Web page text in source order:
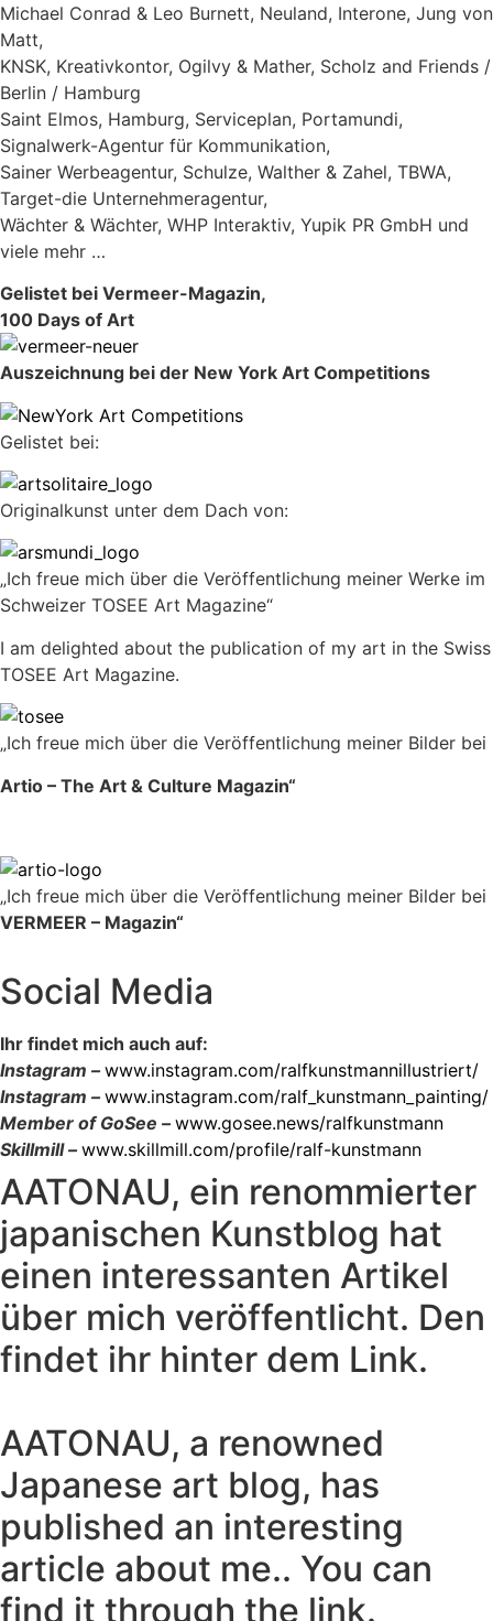
Michael Conrad & Leo Burnett, Neuland, Interone, Jung von
Matt,
KNSK, Kreativkontor, Ogilvy & Mather, Scholz and Friends /
Berlin / Hamburg
Saint Elmos, Hamburg, Serviceplan, Portamundi,
Signalwerk-Agentur für Kommunikation,
Sainer Werbeagentur, Schulze, Walther & Zahel, TBWA,
Target-die Unternehmeragentur,
Wächter & Wächter, WHP Interaktiv, Yupik PR GmbH und
viele mehr …
Gelistet bei Vermeer-Magazin,
100 Days of Art
Auszeichnung bei der New York Art Competitions
Gelistet bei:
Originalkunst unter dem Dach von:
„Ich freue mich über die Veröffentlichung meiner Werke im
Schweizer TOSEE Art Magazine“
I am delighted about the publication of my art in the Swiss
TOSEE Art Magazine.
„Ich freue mich über die Veröffentlichung meiner Bilder bei
Artio – The Art & Culture Magazin“
„Ich freue mich über die Veröffentlichung meiner Bilder bei
VERMEER – Magazin“
Social Media
Ihr findet mich auch auf:
Instagram – www.instagram.com/ralfkunstmannillustriert/
Instagram – www.instagram.com/ralf_kunstmann_painting/
Member of GoSee – www.gosee.news/ralfkunstmann
Skillmill – www.skillmill.com/profile/ralf-kunstmann
AATONAU, ein renommierter
japanischen Kunstblog hat
einen interessanten Artikel
über mich veröffentlicht. Den
findet ihr hinter dem Link.
AATONAU, a renowned
Japanese art blog, has
published an interesting
article about me.. You can
find it through the link.